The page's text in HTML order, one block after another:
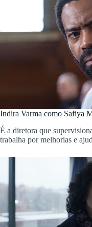
Indira Varma como Safiya
É a diretora que
trabalha por melhorias e